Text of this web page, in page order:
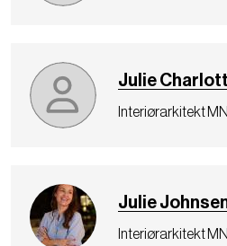
Julie
Interiørarkitekt
Julie
Interiørarkitekt